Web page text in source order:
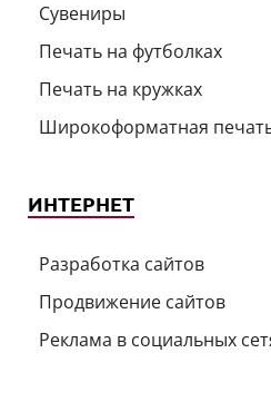
Сувениры
Печать на футболках
Печать на кружках
Широкоформатная
ИНТЕРНЕТ
Разработка сайтов
Продвижение сайтов
Реклама в социальных